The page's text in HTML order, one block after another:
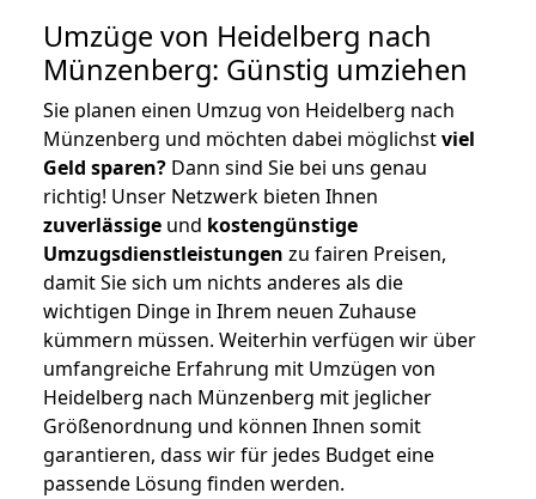
Umzüge von Heidelberg nach
Münzenberg: Günstig umziehen
Sie planen einen Umzug von Heidelberg nach
Münzenberg und möchten dabei möglichstviel
Geld sparen? Dann sind Sie bei uns genau
richtig! Unser Netzwerk bieten Ihnen
zuverlässige und kostengünstige
Umzugsdienstleistungen zu fairen Preisen,
damit Sie sich um nichts anderes als die
wichtigen Dinge in Ihrem neuen Zuhause
kümmern müssen. Weiterhin verfügen wir über
umfangreiche Erfahrung mit Umzügen von
Heidelberg nach Münzenberg mit jeglicher
Größenordnung und können Ihnen somit
garantieren, dass wir für jedes Budget eine
passende Lösung finden werden.